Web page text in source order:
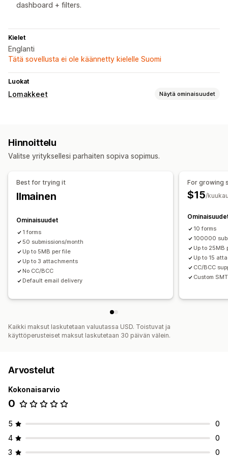
dashboard + filters.
Kielet
Englanti
Tätä sovellusta ei ole käännetty kielelle Suomi
Luokat
Lomakkeet Näytä ominaisuudet
Palaute Tiedostojen lataus (lähettäminen)
Uutiskirjeet Tilaukset Ponnahdusilmoitukset
Tukkukauppa
Mukautetut kentät
Dynaaminen logiikka
Tietojen hallinnointi
Sähköpostivastaukset
Lomakkeen rajoitukset
Hinnoittelu
Valitse yrityksellesi parhaiten sopiva sopimus.
Best for trying it
Ilmainen
Ominaisuudet
1 forms
50 submissions/month
Up to 5MB per file
Up to 3 attachments
No CC/BCC
Default email delivery
For growing
$15/
10 forms
100000
Up to 25MB
Up to 15
CC/BCC
Custom
Kaikki maksut laskutetaan valuutassa USD. Toistuvat ja
käyttöperusteiset maksut laskutetaan 30 päivän välein.
Arvostelut
Kokonaisarvio
0
5
0
4
0
3
0